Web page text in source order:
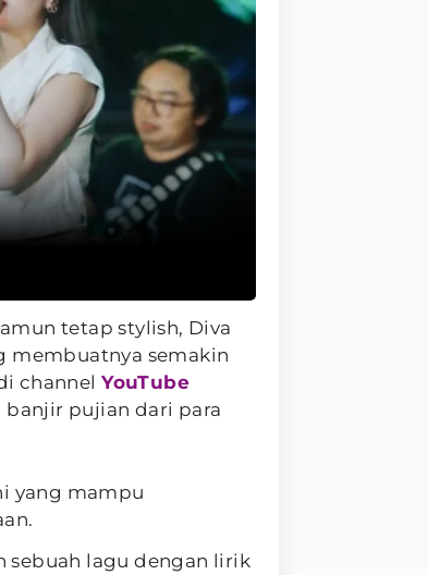
tetap stylish, Diva
membuatnya semakin
channelYouTube
banjir pujian dari para
yang mampu
sebuah lagu dengan lirik